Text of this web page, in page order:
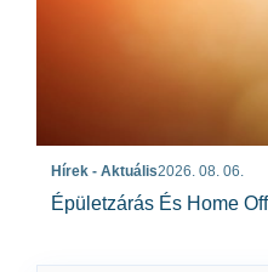
Hírek - Aktuális2026. 08. 06.
Épületzárás És Home